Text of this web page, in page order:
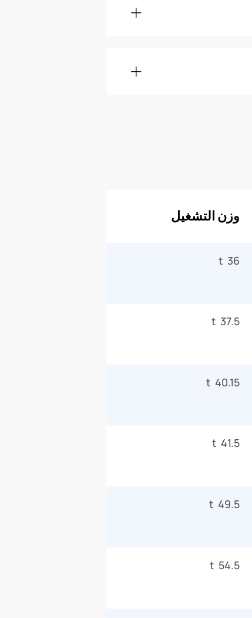
وزن التشغيل
36 t
37.5 t
40.15 t
41.5 t
49.5 t
54.5 t